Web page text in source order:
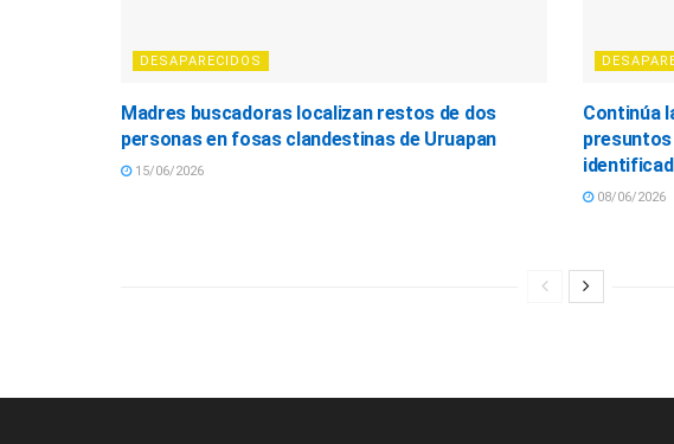
DESAPARECIDOS
Madres buscadoras localizan restos de dos
personas en fosas clandestinas de Uruapan
15/06/2026
Continúa
08/06/2026